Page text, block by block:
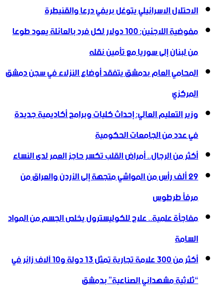
الاحتلال الاسرائيلي يتوغل بريفي درعا والقنيطرة
مفوضية اللاجئين: 100 دولار لكل فرد بالعائلة يعود طوعا
من لبنان إلى سوريا مع تأمين نقله
المحامي العام بدمشق يتفقد أوضاع النزلاء في سجن دمشق
المركزي
وزير التعليم العالي: إحداث كليات وبرامج أكاديمية جديدة
في عدد من الجامعات الحكومية
أكثر من الرجال.. أمراض القلب تكسر حاجز العمر لدى النساء
29 ألف رأس من المواشي متجهة إلى الأردن ‏والعراق من
مرفأ طرطوس
مفاجأة علمية.. علاج للكوليسترول يخلص الجسم من المواد
السامة
أكثر من 300 علامة تجارية تمثل 13 دولة و10 آلاف زائر في
“ثلاثية ‏مشهداني الصناعية” بدمشق